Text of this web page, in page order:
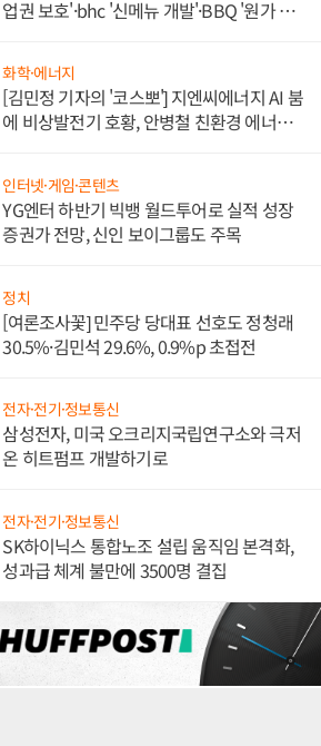
업권 보호'·bhc '신메뉴 개발'·BBQ '원가 부
화학·에너지
[김민정 기자의 '코스뽀'] 지엔씨에너지 AI 붐
에 비상발전기 호황, 안병철 친환경 에너지
인터넷·게임·콘텐츠
YG엔터 하반기 빅뱅 월드투어로 실적 성장
증권가 전망, 신인 보이그룹도 주목
정치
[여론조사꽃] 민주당 당대표 선호도 정청래
30.5%·김민석 29.6%, 0.9%p 초접전
전자·전기·정보통신
삼성전자, 미국 오크리지국립연구소와 극저
온 히트펌프 개발하기로
전자·전기·정보통신
SK하이닉스 통합노조 설립 움직임 본격화,
성과급 체계 불만에 3500명 결집